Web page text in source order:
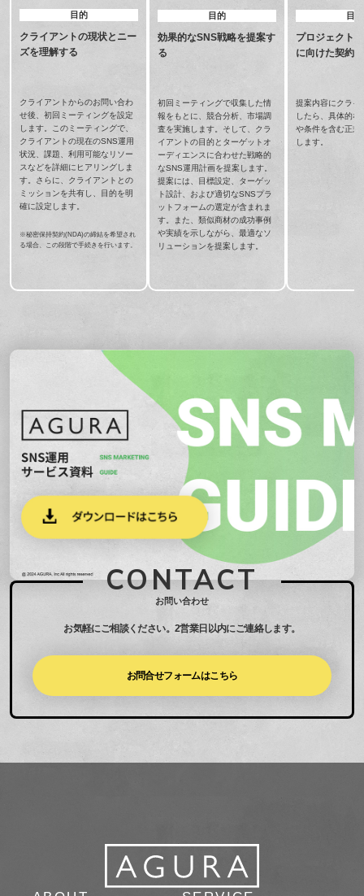
目的
クライアントの現状とニー
ズを理解する
クライアントからのお問い合わ
せ後、初回ミーティングを設定
します。このミーティングで、
クライアントの現在のSNS運用
状況、課題、利用可能なリソー
スなどを詳細にヒアリングしま
す。さらに、クライアントとの
ミッションを共有し、目的を明
確に設定します。
※秘密保持契約(NDA)の締結を希望され
る場合、この段階で手続きを行います。
目的
効果的なSNS戦略を提案す
る
初回ミーティングで収集した情
報をもとに、競合分析、市場調
査を実施します。そして、クラ
イアントの目的とターゲットオ
ーディエンスに合わせた戦略的
なSNS運用計画を提案します。
提案には、目標設定、ターゲッ
ト設計、および適切なSNSプラ
ットフォームの選定が含まれま
す。また、類似商材の成功事例
や実績を示しながら、最適なソ
リューションを提案します。
目的
プロジェクト
に向けた契約
提案内容にクライ
したら、具体的な
や条件を含む正式
します。
CONTACT
お問い合わせ
お気軽にご相談ください。2営業日以内にご連絡します。
お問合せフォームはこちら